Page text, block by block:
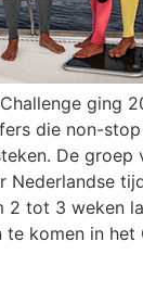
ging
die non-
De
Nederlandse
2 tot 3 weken
te komen in het